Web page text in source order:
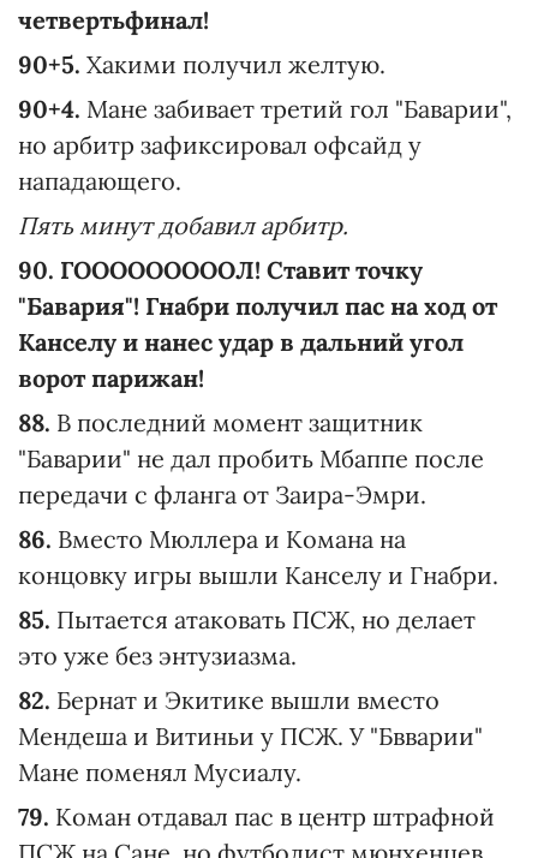
четвертьфинал!
90+5. Хакими получил желтую.
90+4. Мане забивает третий гол "Баварии",
но арбитр зафиксировал офсайд у
нападающего.
Пять минут добавил арбитр.
90. ГОООООООООЛ! Ставит точку
"Бавария"! Гнабри получил пас на ход от
Канселу и нанес удар в дальний угол
ворот парижан!
88. В последний момент защитник
"Баварии" не дал пробить Мбаппе после
передачи с фланга от Заира-Эмри.
86. Вместо Мюллера и Комана на
концовку игры вышли Канселу и Гнабри.
85. Пытается атаковать ПСЖ, но делает
это уже без энтузиазма.
82. Бернат и Экитике вышли вместо
Мендеша и Витиньи у ПСЖ. У "Бвварии"
Мане поменял Мусиалу.
79. Коман отдавал пас в центр штрафной